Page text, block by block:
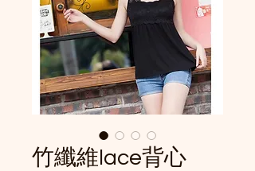
竹纖維lace背心